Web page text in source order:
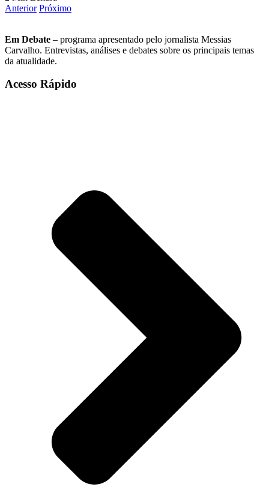
Anterior Próximo
Em Debate – programa apresentado pelo jornalista Messias
Carvalho. Entrevistas, análises e debates sobre os principais temas
da atualidade.
Acesso Rápido